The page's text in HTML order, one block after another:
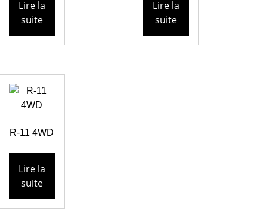
Lire la
suite
Lire la
suite
R-11 4WD
Lire la
suite